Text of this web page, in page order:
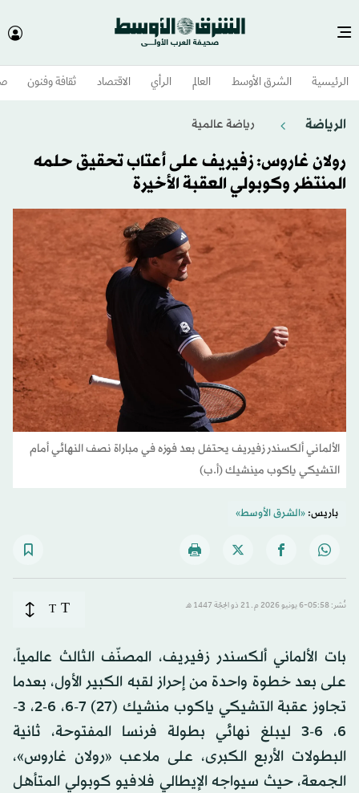
الرئيسية الشرق الأوسط​ العالم الرأي الاقتصاد ثقافة وفنون
الرياضة رياضة عالمية
رولان غاروس: زفيريف على أعتاب تحقيق حلمه
المنتظر وكوبولي العقبة الأخيرة
الألماني ألكسندر زفيريف يحتفل بعد فوزه في مباراة نصف النهائي أمام
التشيكي ياكوب مينشيك (أ.ب)
باريس:«الشرق الأوسط»
نُشر: 05:58-6 يونيو 2026 م ـ 21 ذو الحِجّة 1447 هـ T
T
بات الألماني ألكسندر زفيريف، المصنّف الثالث عالمياً،
على بعد خطوة واحدة من إحراز لقبه الكبير الأول، بعدما
تجاوز عقبة التشيكي ياكوب منشيك (27) 7-6، 6-2، 3-
6، 6-3 ليبلغ نهائي بطولة فرنسا المفتوحة، ثانية
البطولات الأربع الكبرى، على ملاعب «رولان غاروس»،
الجمعة، حيث سيواجه الإيطالي فلافيو كوبولي المتأهل